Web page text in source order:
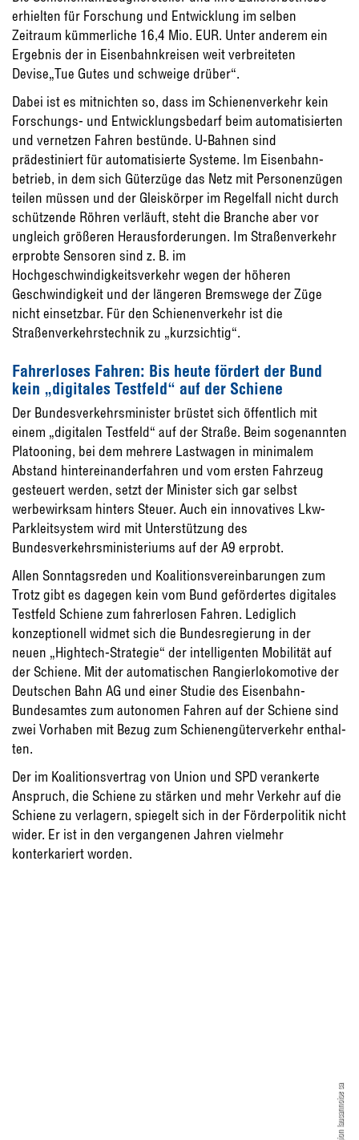
erhielten für Forschung und Entwicklung im selben
Zeitraum kümmerliche 16,4 Mio. EUR. Unter anderem ein
Ergebnis der in Eisenbahnkreisen weit verbreiteten
Devise„Tue Gutes und schweige drüber“.
Dabei ist es mitnichten so, dass im Schienen­verkehr kein
Forschungs- und Entwicklungs­bedarf beim automatisierten
und vernetzen Fahren bestünde. U-Bahnen sind
prädestiniert für automatisierte Systeme. Im Eisenbahn­
betrieb, in dem sich Güterzüge das Netz mit Personenzügen
teilen müssen und der Gleis­körper im Regelfall nicht durch
schützende Röhren verläuft, steht die Branche aber vor
ungleich größeren Herausforderungen. Im Straßenverkehr
erprobte Sensoren sind z. B. im
Hochgeschwindigkeitsverkehr wegen der höheren
Geschwindigkeit und der längeren Bremswege der Züge
nicht einsetzbar. Für den Schienenverkehr ist die
Straßenverkehrstech­nik zu „kurzsichtig“.
Fahrerloses Fahren: Bis heute fördert der Bund
kein „digitales Testfeld“ auf der Schiene
Der Bundesverkehrsminister brüstet sich öffentlich mit
einem „digitalen Testfeld“ auf der Straße. Beim sogenannten
Platooning, bei dem mehrere Lastwagen in mini­malem
Abstand hintereinanderfahren und vom ersten Fahrzeug
gesteuert werden, setzt der Minister sich gar selbst
werbewirk­sam hinters Steuer. Auch ein innovatives Lkw-
Parkleitsystem wird mit Unterstützung des
Bundesverkehrsministeriums auf der A9 erprobt.
Allen Sonntagsreden und Koalitionsverein­barungen zum
Trotz gibt es dagegen kein vom Bund gefördertes digitales
Testfeld Schiene zum fahrerlosen Fahren. Lediglich
konzeptionell widmet sich die Bundesregierung in der
neuen „Hightech-Strategie“ der intelligenten Mobilität auf
der Schiene. Mit der automa­tischen Rangierlokomotive der
Deutschen Bahn AG und einer Studie des Eisenbahn-
Bundesamtes zum autonomen Fahren auf der Schiene sind
zwei Vorhaben mit Bezug zum Schienengüterverkehr enthal­
ten.
Der im Koalitionsvertrag von Union und SPD verankerte
Anspruch, die Schiene zu stärken und mehr Verkehr auf die
Schiene zu verla­gern, spiegelt sich in der Förderpolitik nicht
wi­der. Er ist in den vergangenen Jahren vielmehr
konterkariert worden.